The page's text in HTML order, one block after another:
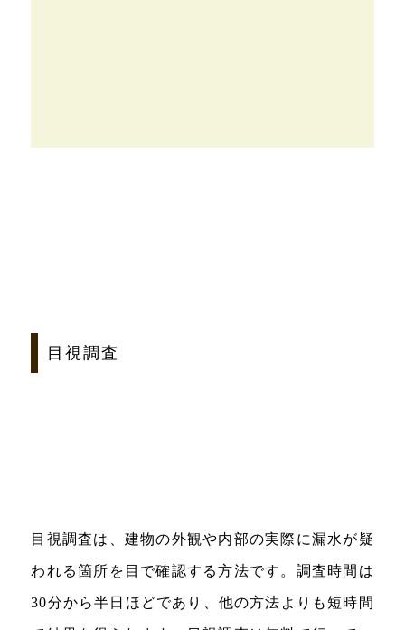
目視調査
目視調査は、建物の外観や内部の実際に漏水が疑
われる箇所を目で確認する方法です。調査時間は
30分から半日ほどであり、他の方法よりも短時間